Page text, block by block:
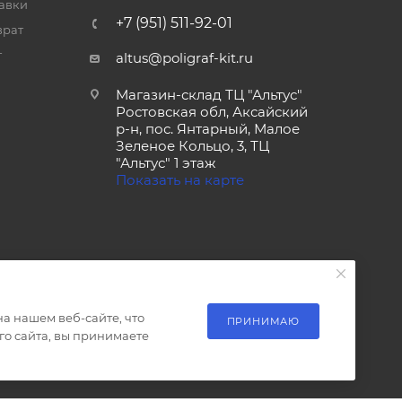
+7 (951) 511-92-01
altus@poligraf-kit.ru
Магазин-склад ТЦ "Альтус"
Ростовская обл, Аксайский
р-н, пос. Янтарный, Малое
Зеленое Кольцо, 3, ТЦ
"Альтус" 1 этаж
Показать на карте
нашем веб-сайте, что
сайта, вы принимаете
ПРИНИМАЮ